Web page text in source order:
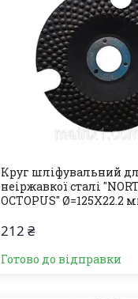
Круг шліфувальний
неіржавкої сталі
OCTOPUS" Ø=125Х22.2
212 ₴
Готово до відправки